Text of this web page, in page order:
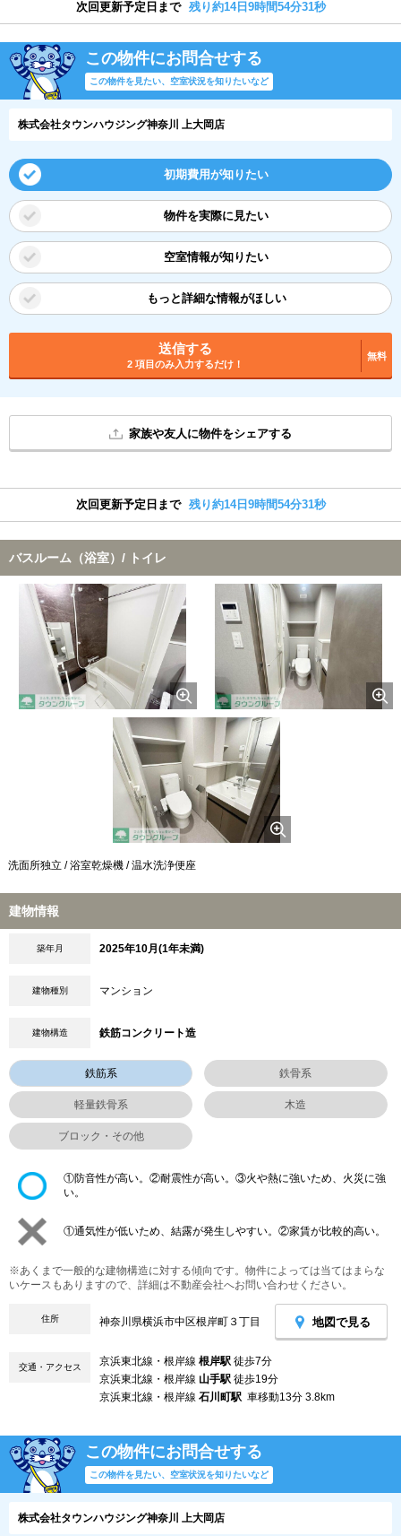
次回更新予定日まで 残り約14日9時間54分30秒
この物件にお問合せする
この物件を見たい、空室状況を知りたいなど
株式会社タウンハウジング神奈川 上大岡店
初期費用が知りたい
物件を実際に見たい
空室情報が知りたい
もっと詳細な情報がほしい
送信する
2 項目のみ入力するだけ！
無料
家族や友人に物件をシェアする
次回更新予定日まで 残り約14日9時間54分30秒
バスルーム（浴室）/ トイレ
洗面所独立 / 浴室乾燥機 / 温水洗浄便座
建物情報
築年月 2025年10月(1年未満)
建物種別 マンション
建物構造 鉄筋コンクリート造
鉄筋系 鉄骨系
軽量鉄骨系 木造
ブロック・その他
①防音性が高い。②耐震性が高い。③火や熱に強いため、火災に強
い。
①通気性が低いため、結露が発生しやすい。②家賃が比較的高い。
※あくまで一般的な建物構造に対する傾向です。物件によっては当てはまらな
いケースもありますので、詳細は不動産会社へお問い合わせください。
住所 神奈川県横浜市中区根岸町３丁目 地図で見る
交通・アクセス 京浜東北線・根岸線 根岸駅 徒歩7分
京浜東北線・根岸線 山手駅 徒歩19分
京浜東北線・根岸線 石川町駅 車移動13分 3.8km
この物件にお問合せする
この物件を見たい、空室状況を知りたいなど
株式会社タウンハウジング神奈川 上大岡店